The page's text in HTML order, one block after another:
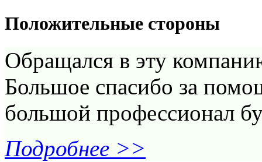
Положительные стороны
Обращался в эту
Большое спасибо за
большой профессионал
Подробнее >>